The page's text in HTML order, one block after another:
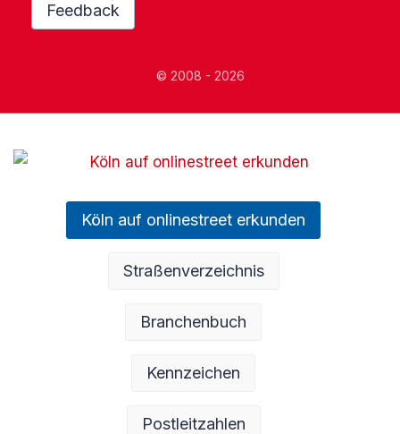
Feedback
© 2008 - 2026
Köln auf onlinestreet erkunden
Straßenverzeichnis
Branchenbuch
Kennzeichen
Postleitzahlen